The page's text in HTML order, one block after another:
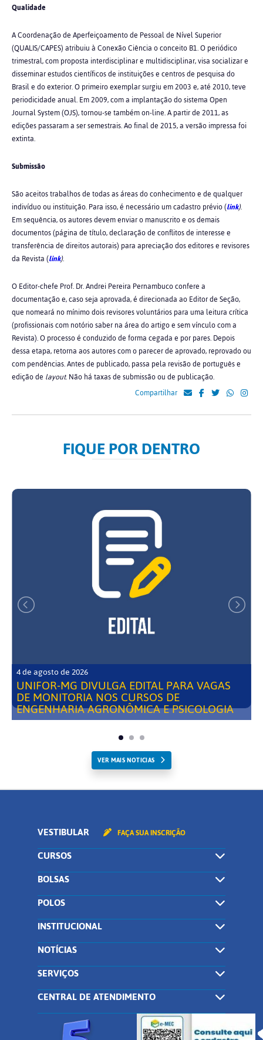
Qualidade
A Coordenação de Aperfeiçoamento de Pessoal de Nível Superior
(QUALIS/CAPES) atribuiu à Conexão Ciência o conceito B1. O periódico
trimestral, com proposta interdisciplinar e multidisciplinar, visa socializar e
disseminar estudos científicos de instituições e centros de pesquisa do
Brasil e do exterior. O primeiro exemplar surgiu em 2003 e, até 2010, teve
periodicidade anual. Em 2009, com a implantação do sistema Open
Journal System (OJS), tornou-se também on-line. A partir de 2011, as
edições passaram a ser semestrais. Ao final de 2015, a versão impressa foi
extinta.
Submissão
São aceitos trabalhos de todas as áreas do conhecimento e de qualquer
indivíduo ou instituição. Para isso, é necessário um cadastro prévio (link).
Em sequência, os autores devem enviar o manuscrito e os demais
documentos (página de título, declaração de conflitos de interesse e
transferência de direitos autorais) para apreciação dos editores e revisores
da Revista (link).
O Editor-chefe Prof. Dr. Andrei Pereira Pernambuco confere a
documentação e, caso seja aprovada, é direcionada ao Editor de Seção,
que nomeará no mínimo dois revisores voluntários para uma leitura crítica
(profissionais com notório saber na área do artigo e sem vínculo com a
Revista). O processo é conduzido de forma cegada e por pares. Depois
dessa etapa, retorna aos autores com o parecer de aprovado, reprovado ou
com pendências. Antes de publicado, passa pela revisão de português e
edição de layout. Não há taxas de submissão ou de publicação.
Compartilhar
FIQUE POR DENTRO
4 de agosto de 2026
UNIFOR-MG DIVULGA EDITAL PARA VAGAS
DE MONITORIA NOS CURSOS DE
ENGENHARIA AGRONÔMICA E PSICOLOGIA
VER MAIS NOTICIAS
VESTIBULAR FAÇA SUA INSCRIÇÃO
CURSOS
BOLSAS
POLOS
INSTITUCIONAL
NOTÍCIAS
SERVIÇOS
CENTRAL DE ATENDIMENTO